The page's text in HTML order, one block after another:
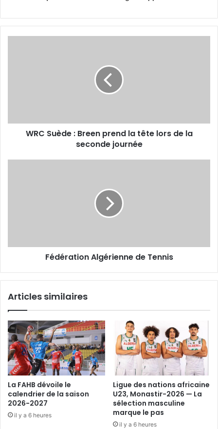
de
WRC Suède : Breen prend la tête lors de la
seconde journée
Fédération Algérienne de Tennis
Articles similaires
La FAHB dévoile le
calendrier de la saison
2026-2027
il y a 6 heures
Ligue des nations africaine
U23, Monastir-2026 — La
sélection masculine
marque le pas
il y a 6 heures